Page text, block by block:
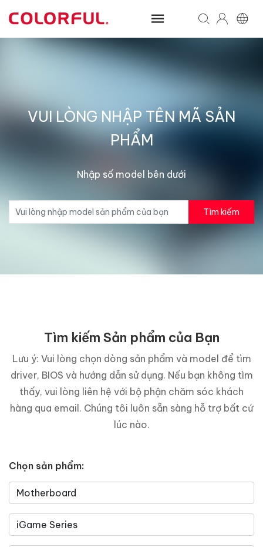
VUI LÒNG NHẬP TÊN MÃ SẢN
PHẨM
Nhập số model bên dưới
Tìm kiếm
Tìm kiếm Sản phẩm của Bạn
Lưu ý: Vui lòng chọn dòng sản phẩm và model để tìm
driver, BIOS và hướng dẫn sử dụng. Nếu bạn không tìm
thấy, vui lòng liên hệ với bộ phận chăm sóc khách
hàng qua email. Chúng tôi luôn sẵn sàng hỗ trợ bất cứ
lúc nào.
Chọn sản phẩm: